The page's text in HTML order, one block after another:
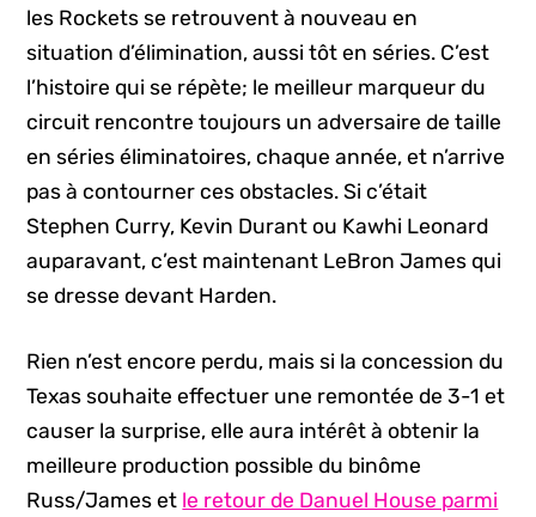
les Rockets se retrouvent à nouveau en
situation d’élimination, aussi tôt en séries. C’est
l’histoire qui se répète; le meilleur marqueur du
circuit rencontre toujours un adversaire de taille
en séries éliminatoires, chaque année, et n’arrive
pas à contourner ces obstacles. Si c’était
Stephen Curry, Kevin Durant ou Kawhi Leonard
auparavant, c’est maintenant LeBron James qui
se dresse devant Harden.
Rien n’est encore perdu, mais si la concession du
Texas souhaite effectuer une remontée de 3-1 et
causer la surprise, elle aura intérêt à obtenir la
meilleure production possible du binôme
Russ/James et le retour de Danuel House parmi